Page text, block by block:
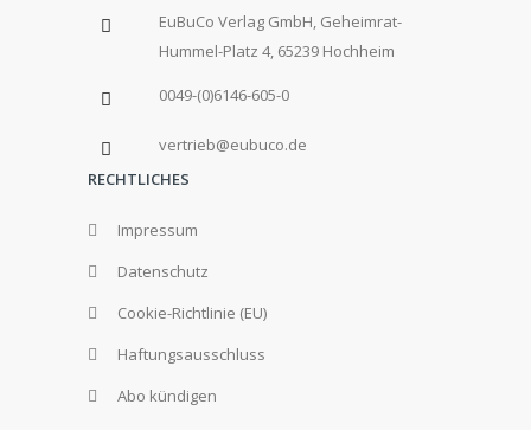
EuBuCo Verlag GmbH, Geheimrat-
Hummel-Platz 4, 65239 Hochheim
0049-(0)6146-605-0
vertrieb@eubuco.de
RECHTLICHES
Impressum
Datenschutz
Cookie-Richtlinie (EU)
Haftungsausschluss
Abo kündigen